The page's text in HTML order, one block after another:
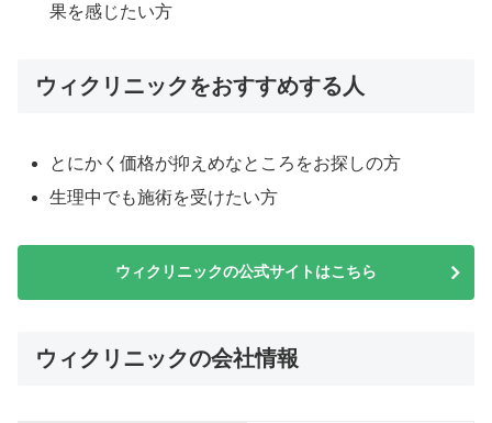
果を感じたい方
ウィクリニックをおすすめする人
とにかく価格が抑えめなところをお探しの方
生理中でも施術を受けたい方
ウィクリニックの公式サイトはこちら
ウィクリニックの会社情報